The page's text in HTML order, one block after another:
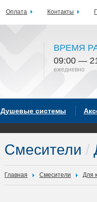
ВРЕМЯ
09:00 —
ежедневно
Душевые системы
Смесители /
Главная Смесители Для
Оплата Контакты